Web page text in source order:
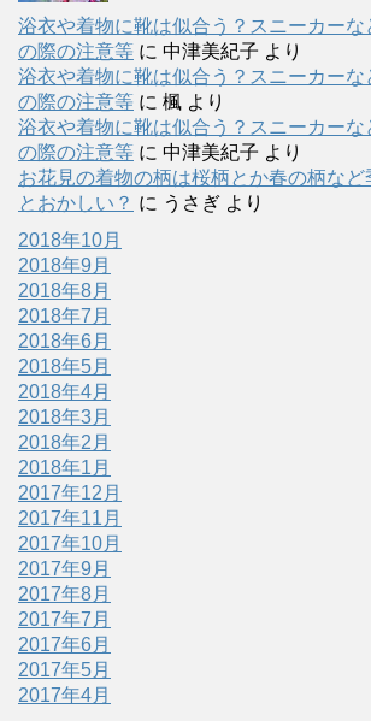
浴衣や着物に靴は似合う？スニーカーな
の際の注意等 に 中津美紀子 より
浴衣や着物に靴は似合う？スニーカーな
の際の注意等 に 楓 より
浴衣や着物に靴は似合う？スニーカーな
の際の注意等 に 中津美紀子 より
お花見の着物の柄は桜柄とか春の柄な
とおかしい？ に うさぎ より
2018年10月
2018年9月
2018年8月
2018年7月
2018年6月
2018年5月
2018年4月
2018年3月
2018年2月
2018年1月
2017年12月
2017年11月
2017年10月
2017年9月
2017年8月
2017年7月
2017年6月
2017年5月
2017年4月